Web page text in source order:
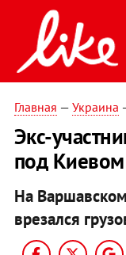
Главная — Украина
Экс-
под Киевом
На
врезался